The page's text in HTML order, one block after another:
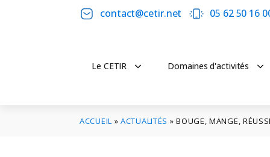
contact@cetir.net 05 62 50 16
Le CETIR Domaines d'activités
ACCUEIL »ACTUALITÉS »BOUGE, MANGE,